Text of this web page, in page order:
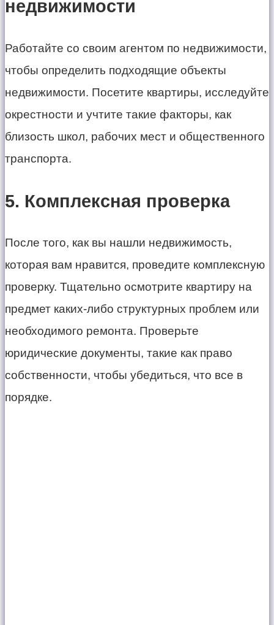
недвижимости
Работайте со своим агентом по недвижимости,
чтобы определить подходящие объекты
недвижимости. Посетите квартиры, исследуйте
окрестности и учтите такие факторы, как
близость школ, рабочих мест и общественного
транспорта.
5. Комплексная проверка
После того, как вы нашли недвижимость,
которая вам нравится, проведите комплексную
проверку. Тщательно осмотрите квартиру на
предмет каких-либо структурных проблем или
необходимого ремонта. Проверьте
юридические документы, такие как право
собственности, чтобы убедиться, что все в
порядке.